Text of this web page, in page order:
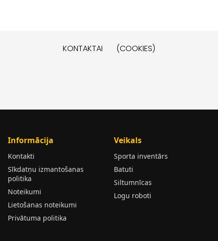
KONTAKTAI (COOKIES)
Informācija
Kontakti
Sīkdatņu izmantošanas
politika
Noteikumi
Lietošanas noteikumi
Privātuma politika
Veikals
Sporta inventārs
Batuti
Siltumnīcas
Logu roboti